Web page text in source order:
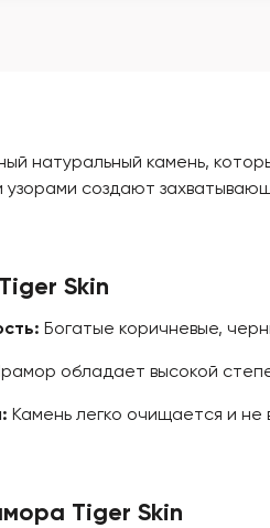
натуральный камень,
узорами создают
Skin
Богатые коричневые,
обладает высокой
Камень легко очищается и не
Tiger Skin